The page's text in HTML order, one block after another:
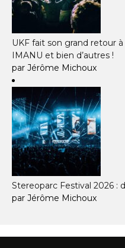
UKF fait son grand retour
IMANU et bien d’autres !
par Jérôme Michoux
Stereoparc Festival 2026 :
par Jérôme Michoux